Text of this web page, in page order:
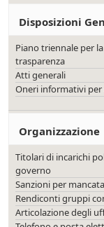
Disposizioni
Piano triennale per
trasparenza
Atti generali
Oneri informativi
Organizzazione
Titolari di incarichi
governo
Sanzioni per
Rendiconti gruppi
Articolazione degli